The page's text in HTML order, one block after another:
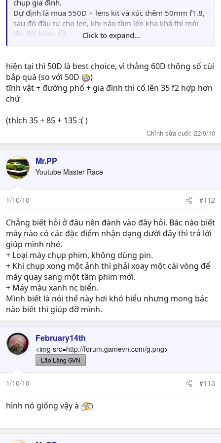
chụp gia đình.
Dự định là mua 550D + lens kit và xúc thêm 50mm f1.8,
sau đó đầu tư cho len, khi nào tầm lén kha khá thì mới
lên đời body
Hoặc là 50D + 50mm f1.8 thôi (mà cái này hơi imba
Click to expand...
hiện tại thì 50D là best choice, vì thằng 60D thông số cùi
bắp quá (so với 50D
)
tĩnh vật + đường phố + gia đình thì cố lên 35 f2 hợp hơn
chứ
(thích 35 + 85 + 135 :( )
Chỉnh sửa cuối: 22/9/10
Mr.PP
Youtube Master Race
1/10/10 #112
Chẳng biết hỏi ở đâu nên đành vào đây hỏi. Bác nào biết
máy nào có các đặc điểm nhận dạng dưới đây thì trả lới
giúp mình nhé.
+ Loại máy chụp phim, không dùng pin.
+ Khi chụp xong một ảnh thì phải xoay một cái vòng để
máy quay sang một tầm phim mới.
+ Máy màu xanh nc biển.
Mình biết là nói thế này hơi khó hiểu nhưng mong bác
nào biết thì giúp đỡ mình.
February14th
<img src=http://forum.gamevn.com/g.png>
Lão Làng GVN
1/10/10 #113
hình nó giống vậy à